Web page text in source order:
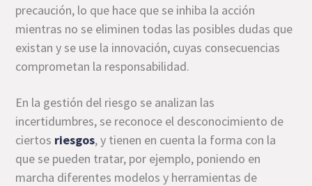
precaución, lo que hace que se inhiba la acción
mientras no se eliminen todas las posibles dudas que
existan y se use la innovación, cuyas consecuencias
comprometan la responsabilidad.
En la gestión del riesgo se analizan las
incertidumbres, se reconoce el desconocimiento de
ciertos riesgos, y tienen en cuenta la forma con la
que se pueden tratar, por ejemplo, poniendo en
marcha diferentes modelos y herramientas de